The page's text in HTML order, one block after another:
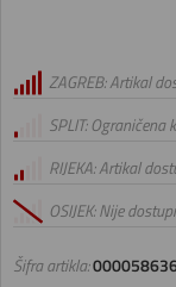
Šifra artikla:
ZAGREB: Artikal
SPLIT: Ograničena
RIJEKA: Artikal
OSIJEK: Nije